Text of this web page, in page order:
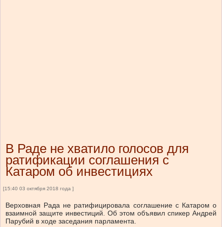
В Раде не хватило голосов для
ратификации соглашения с
Катаром об инвестициях
[15:40 03 октября 2018 года ]
Верховная Рада не ратифицировала соглашение с Катаром о
взаимной защите инвестиций. Об этом объявил спикер Андрей
Парубий в ходе заседания парламента.